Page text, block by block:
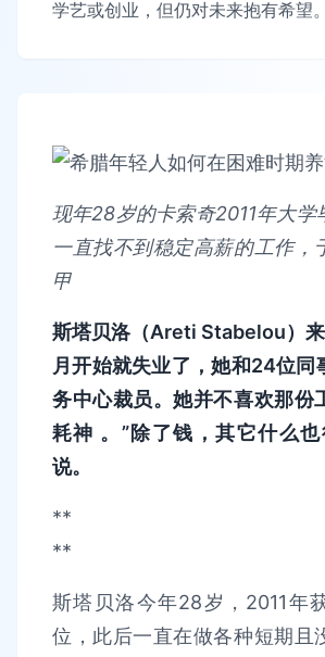
学艺或创业，但仍对未来抱有希望。
现年28岁的卡索奇2011年大学
一直找不到稳定高薪的工作，
甲
斯塔贝洛（Areti Stabelou）
月开始就失业了，她和24位同
务中心裁员。她并不喜欢那份
耗神 。”除了钱，其它什么也
说。
**
**
斯塔贝洛今年28岁，2011年
位，此后一直在做各种短期且